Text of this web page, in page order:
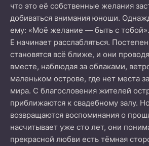
что это её собственные желания
добиваться внимания юноши.
ему: «Моё желание — быть с
Е начинает расслабляться.
становятся всё ближе, и они
вместе, наблюдая за облаками,
маленьком острове, где нет места
мира. С благословения жителей
приближаются к свадебному залу.
возвращаются воспоминания о
насчитывает уже сто лет, они
прекрасной любви есть тёмная